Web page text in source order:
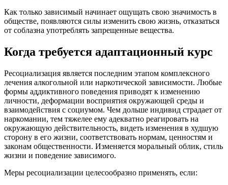
Как только зависимый начинает ощущать свою значимость в
обществе, появляются силы изменить свою жизнь, отказаться
от соблазна употреблять запрещенные вещества.
Когда требуется адаптационный курс
Ресоциализация является последним этапом комплексного
лечения алкогольной или наркотической зависимости. Любые
формы аддиктивного поведения приводят к изменению
личности, деформации восприятия окружающей среды и
взаимодействия с социумом. Чем дольше индивид страдает от
наркомании, тем тяжелее ему адекватно реагировать на
окружающую действительность, видеть изменения в худшую
сторону в его жизни, соответствовать нормам, ценностям и
законам общественности. Изменяется моральный облик, стиль
жизни и поведение зависимого.
Меры ресоциализации целесообразно применять, если: